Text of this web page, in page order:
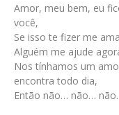
Amor, meu bem, eu
você,
Se isso te fizer me
Alguém me ajude
Nos tínhamos um
encontra todo dia,
Então não… não…